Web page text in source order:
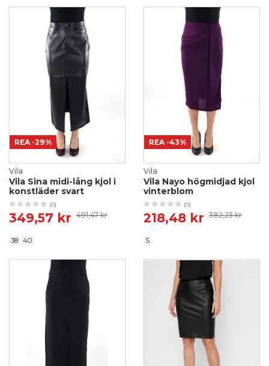
REA -29%
Vila
Vila Sina midi-lång kjol i
konstläder svart
(0)
349,57 kr 491,47 kr
38 40
REA -43%
Vila
Vila Nayo högmidjad kjol
vinterblom
(0)
218,48 kr 382,23 kr
S